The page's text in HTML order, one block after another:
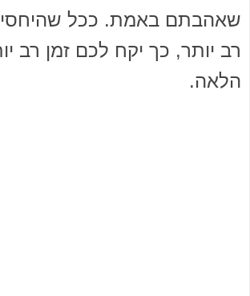
שאהבתם באמת. ככל
רב יותר, כך יקח לכם זמן רב
הלאה.